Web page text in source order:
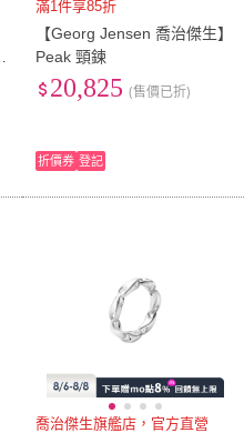
滿1件享85折
【Georg Jensen 喬治傑生】
Peak 頸鍊
20,825 (售價已折)
折價券 登記
喬治傑生旗艦店，官方直營